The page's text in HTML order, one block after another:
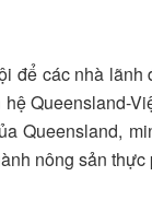
để các nhà
Queensland-
Queensland,
nông sản thực